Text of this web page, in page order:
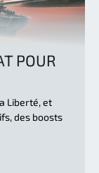
POUR
Liberté, et
des boosts